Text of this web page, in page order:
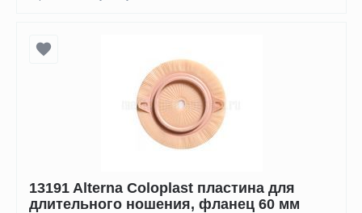
13191 Alterna Coloplast пластина для
длительного ношения, фланец 60 мм